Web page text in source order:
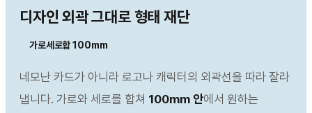
디자인 외곽 그대로 형태 재단
가로세로합 100mm
네모난 카드가 아니라 로고나 캐릭터의 외곽선을 따라 잘라
냅니다. 가로와 세로를 합쳐 100mm 안에서 원하는